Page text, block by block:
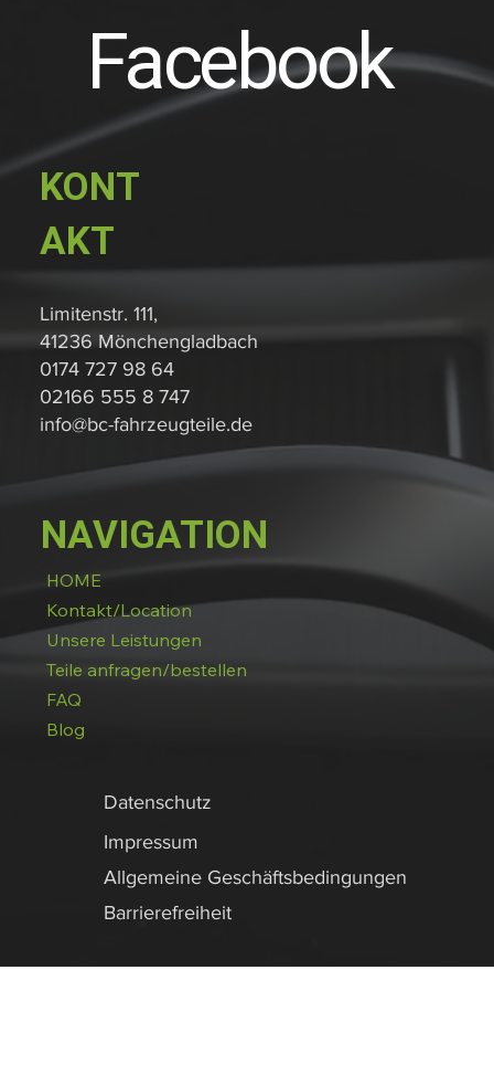
Facebook
Datenschutz
Impressum
Allgemeine Geschäftsbedingungen
Barrierefreiheit
NAVIGATION
HOME
Kontakt/Location
Unsere Leistungen
Teile anfragen/bestellen
FAQ
Blog
KONT
AKT
Limitenstr. 111,
41236 Mönchengladbach
0174 727 98 64
02166 555 8 747
info@bc-fahrzeugteile.de